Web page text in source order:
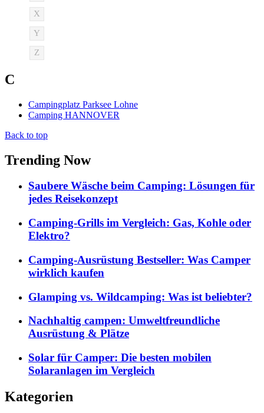
X
Y
Z
C
Campingplatz Parksee Lohne
Camping HANNOVER
Back to top
Trending Now
Saubere Wäsche beim Camping: Lösungen für
jedes Reisekonzept
Camping-Grills im Vergleich: Gas, Kohle oder
Elektro?
Camping-Ausrüstung Bestseller: Was Camper
wirklich kaufen
Glamping vs. Wildcamping: Was ist beliebter?
Nachhaltig campen: Umweltfreundliche
Ausrüstung & Plätze
Solar für Camper: Die besten mobilen
Solaranlagen im Vergleich
Kategorien